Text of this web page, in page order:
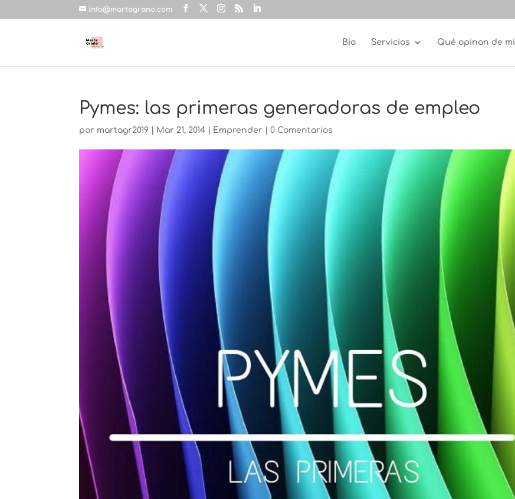
info@martagrano.com
Bio Servicios Qué opinan de mi
Pymes: las primeras generadoras de empleo
por martagr2019 Mar 21, 2014 Emprender |0 Comentarios